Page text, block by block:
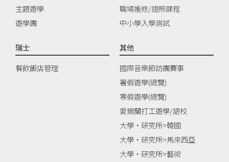
主題遊學
遊學團
職場進修/證照課程
中小學入學測試
瑞士
餐飲飯店管理
其他
國際音樂節訪團賽事
暑假遊學(總覽)
寒假遊學(總覽)
愛爾蘭打工遊學/語校
大學‧研究所>韓國
大學‧研究所>馬來西亞
大學‧研究所>藝術